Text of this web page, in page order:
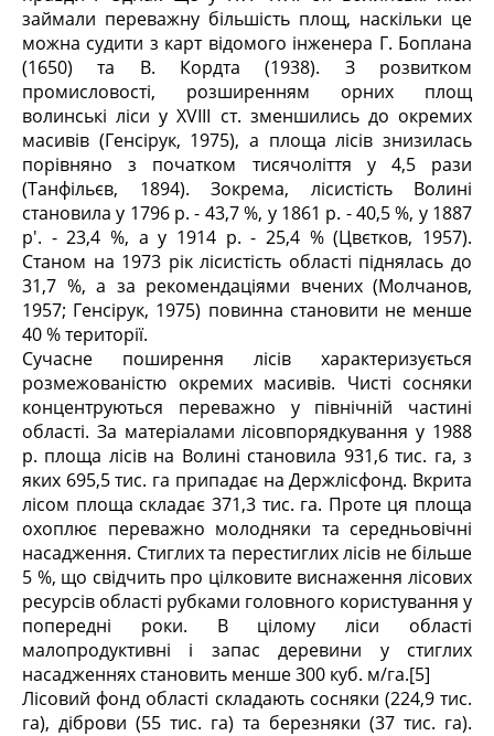
займали переважну більшість площ, наскільки це
можна судити з карт відомого інженера Г. Боплана
(1650) та В. Кордта (1938). З розвитком
промисловості, розширенням орних площ
волинські ліси у XVIII ст. зменшились до окремих
масивів (Генсірук, 1975), а площа лісів знизилась
порівняно з початком тисячоліття у 4,5 рази
(Танфільєв, 1894). Зокрема, лісистість Волині
становила у 1796 р. - 43,7 %, у 1861 р. - 40,5 %, у 1887
р'. - 23,4 %, а у 1914 р. - 25,4 % (Цвєтков, 1957).
Станом на 1973 рік лісистість області піднялась до
31,7 %, а за рекомендаціями вчених (Молчанов,
1957; Генсірук, 1975) повинна становити не менше
40 % території.
Сучасне поширення лісів характеризується
розмежованістю окремих масивів. Чисті сосняки
концентруються переважно у північній частині
області. За матеріалами лісовпорядкування у 1988
р. площа лісів на Волині становила 931,6 тис. га, з
яких 695,5 тис. га припадає на Держлісфонд. Вкрита
лісом площа складає 371,3 тис. га. Проте ця площа
охоплює переважно молодняки та середньовічні
насадження. Стиглих та перестиглих лісів не більше
5 %, що свідчить про цілковите виснаження лісових
ресурсів області рубками головного користування у
попередні роки. В цілому ліси області
малопродуктивні і запас деревини у стиглих
насадженнях становить менше 300 куб. м/га.[5]
Лісовий фонд області складають сосняки (224,9 тис.
га), діброви (55 тис. га) та березняки (37 тис. га).